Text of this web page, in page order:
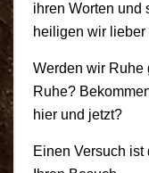
ihren Worten und
heiligen wir
Werden wir Ruhe
Ruhe?
hier und jetzt?
Einen Versuch ist